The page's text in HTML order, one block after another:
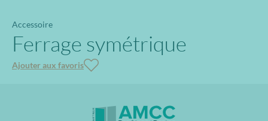
Accessoire
Ferrage symétrique
Ajouter aux favoris